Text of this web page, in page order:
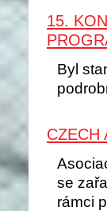
15.
Byl
CZECH
se
rámci